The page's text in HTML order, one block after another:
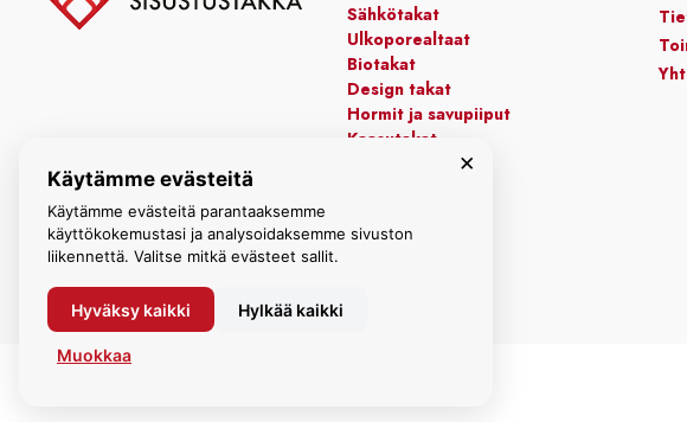
Sähkötakat
Ulkoporealtaat
Biotakat
Design takat
Hormit ja savupiiput
Kaasutakat
Kiertoilmatakat
×
Käytämme evästeitä
Käytämme evästeitä parantaaksemme
käyttökokemustasi ja analysoidaksemme sivuston
liikennettä. Valitse mitkä evästeet sallit.
Hyväksy kaikki Hylkää kaikki
Muokkaa